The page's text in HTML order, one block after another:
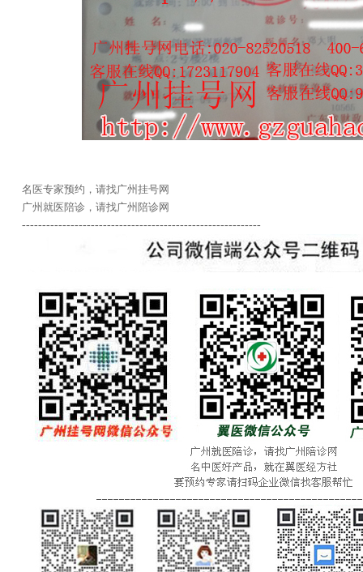
名医专家预约，请找广州挂号网
广州就医陪诊，请找广州陪诊网
-----------------------------------------------------------